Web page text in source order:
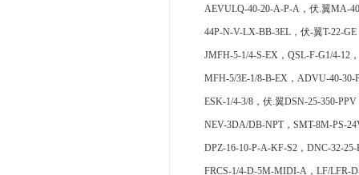
AEVULQ-40-20-A-P-A，伏.翼MA-
44P-N-V-LX-BB-3EL，伏-翼T-22-
JMFH-5-1/4-S-EX，QSL-F-G1/4-12
MFH-5/3E-1/8-B-EX，ADVU-40-30-
ESK-1/4-3/8，伏.翼DSN-25-350-
NEV-3DA/DB-NPT，SMT-8M-PS-
DPZ-16-10-P-A-KF-S2，DNC-32-
FRCS-1/4-D-5M-MIDI-A，LF/LFR-